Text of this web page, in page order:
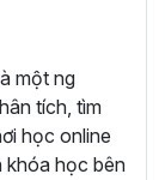
tại nhà thay
hay lớp
chinh phục
hiệu quả như
một ng
tích, tìm
học online
khóa học bên